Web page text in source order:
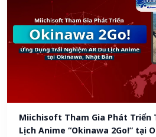
Miichisoft Tham Gia Phát Triển
Lịch Anime “Okinawa 2Go!” tại